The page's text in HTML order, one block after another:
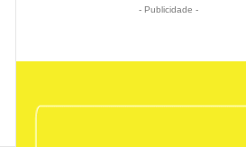
- Publicidade -